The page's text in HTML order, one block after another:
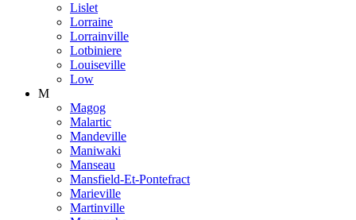
Lislet
Lorraine
Lorrainville
Lotbiniere
Louiseville
Low
M
Magog
Malartic
Mandeville
Maniwaki
Manseau
Mansfield-Et-Pontefract
Marieville
Martinville